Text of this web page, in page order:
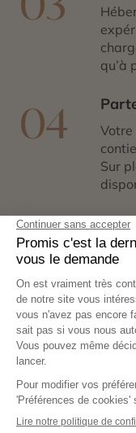
qu’à
04
Sur
Ces
aussi vous